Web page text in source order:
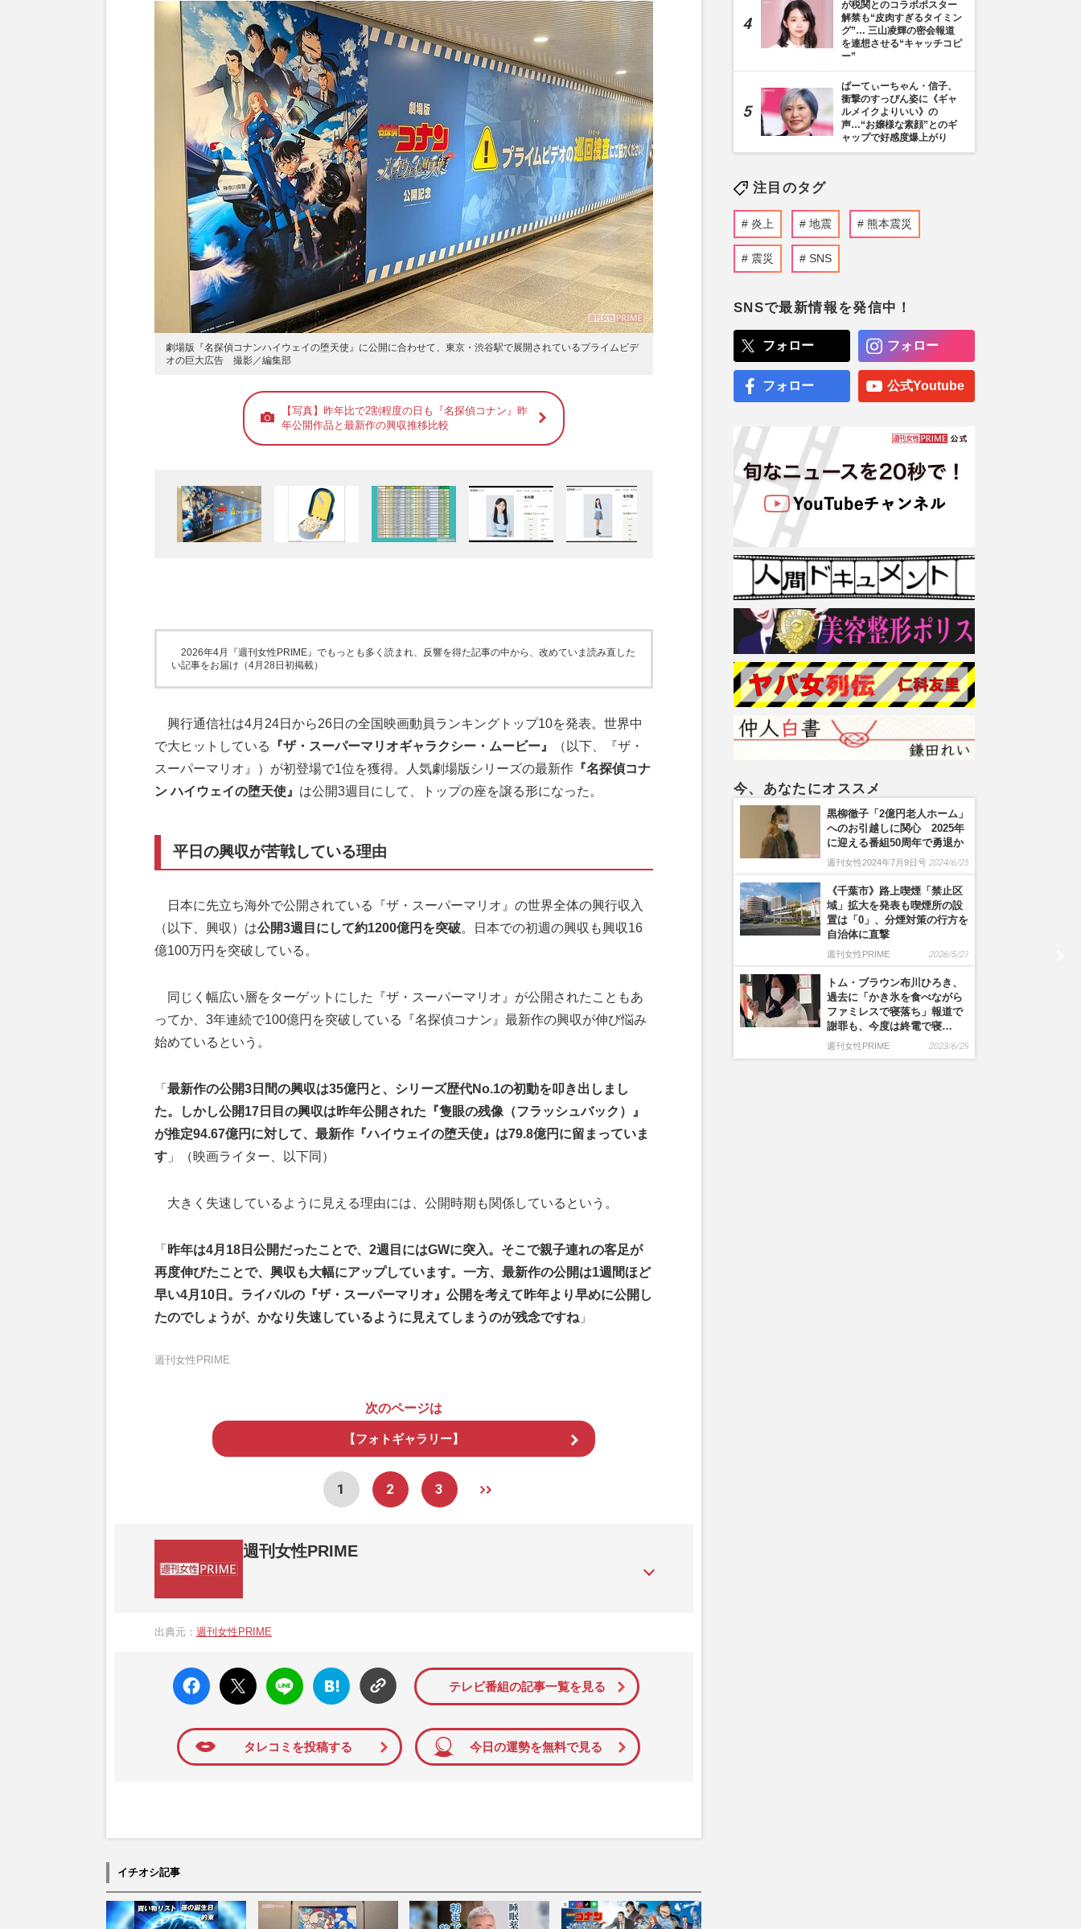
t
e
劇場版『名探偵コナンハイウェイの堕天使』に公開に合わせて、東京・渋谷駅で展開されているプライムビデ
オの巨大広告 撮影／編集部
【写真】昨年比で2割程度の日も『名探偵コナン』昨
年公開作品と最新作の興収推移比較
2026年4月『週刊女性PRIME』でもっとも多く読まれ、反響を得た記事の中から、改めていま読み直した
い記事をお届け（4月28日初掲載）
興行通信社は4月24日から26日の全国映画動員ランキングトップ10を発表。世界中
で大ヒットしている
『ザ・スーパーマリオギャラクシー・ムービー』
（以下、『ザ・
スーパーマリオ』）が初登場で1位を獲得。人気劇場版シリーズの最新作 『名探偵コナ
ン ハイウェイの堕天使』 は公開3週目にして、トップの座を譲る形になった。
平日の興収が苦戦している理由
日本に先立ち海外で公開されている『ザ・スーパーマリオ』の世界全体の興行収入
（以下、興収）は公開3週目にして約1200億円を突破。日本での初週の興収も興収16
億100万円を突破している。
同じく幅広い層をターゲットにした『ザ・スーパーマリオ』が公開されたこともあ
ってか、3年連続で100億円を突破している『名探偵コナン』最新作の興収が伸び悩み
始めているという。
「 最新作の公開3日間の興収は35億円と、シリーズ歴代No.1の初動を叩き出しまし
た。しかし公開17日目の興収は昨年公開された『隻眼の残像（フラッシュバック）』
が推定94.67億円に対して、最新作『ハイウェイの堕天使』は79.8億円に留まっていま
す 」（映画ライター、以下同）
大きく失速しているように見える理由には、公開時期も関係しているという。
「 昨年は4月18日公開だったことで、2週目にはGWに突入。そこで親子連れの客足が
再度伸びたことで、興収も大幅にアップしています。一方、最新作の公開は1週間ほど
早い4月10日。ライバルの『ザ・スーパーマリオ』公開を考えて昨年より早めに公開し
たのでしょうが、かなり失速しているように見えてしまうのが残念ですね 」
週刊女性PRIME
次のページは
【フォトギャラリー】
1 2 3
週刊女性PRIME
か、女性週刊誌『週刊女性』の誌面に掲載された記事から、インターネット利用者層にとって特に関心の
出典元： 週刊女性PRIME
faceboo
k いい
ね
X ポス
ト
LINE
はてな
ブック
マーク
テレビ番組の記事一覧を見る
タレコミを投稿する 今日の運勢を無料で見る
イチオシ記事
が税関とのコラボポスター
解禁も“皮肉すぎるタイミン
グ”… 三山凌輝の密会報道
を連想させる“キャッチコピ
ー”
ぱーてぃーちゃん・信子、
衝撃のすっぴん姿に《ギャ
ルメイクよりいい》の
声…“お嬢様な素顔”とのギ
ャップで好感度爆上がり
注目のタグ
炎上 地震 熊本震災
震災 SNS
SNSで最新情報を発信中！
フォロー フォロー
フォロー 公式Youtube
今、あなたにオススメ
黒柳徹子「2億円老人ホーム」
へのお引越しに関心 2025年
に迎える番組50周年で勇退か
週刊女性2024年7月9日号 2024/6/25
《千葉市》路上喫煙「禁止区
域」拡大を発表も喫煙所の設
置は「0」、分煙対策の行方を
自治体に直撃
週刊女性PRIME 2026/5/27
トム・ブラウン布川ひろき、
過去に「かき氷を食べながら
ファミレスで寝落ち」報道で
謝罪も、今度は終電で寝…
週刊女性PRIME 2023/6/29